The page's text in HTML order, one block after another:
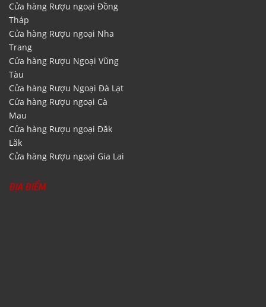
Cửa hàng Rượu ngoại Đồng
Tháp
Cửa hàng Rượu ngoại Nha
Trang
Cửa hàng Rượu Ngoại Vũng
Tàu
Cửa hàng Rượu Ngoại Đà Lạt
Cửa hàng Rượu ngoại Cà
Mau
Cửa hàng Rượu ngoại Đăk
Lăk
Cửa hàng Rượu ngoại Gia Lai
ĐỊA ĐIỂM